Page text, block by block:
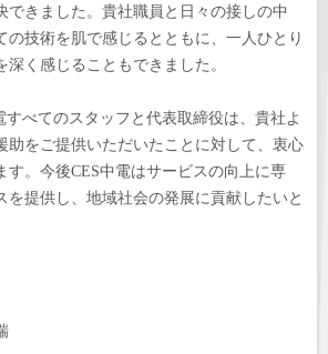
できました。貴社職員と日々の接しの中
の技術を肌で感じるとともに、一人ひとり
く感じることもできました。
べてのスタッフと代表取締役は、貴社よ
助をご提供いただいたことに対して、衷心
す。今後CES中電はサービスの向上に専
を提供し、地域社会の発展に貢献したいと